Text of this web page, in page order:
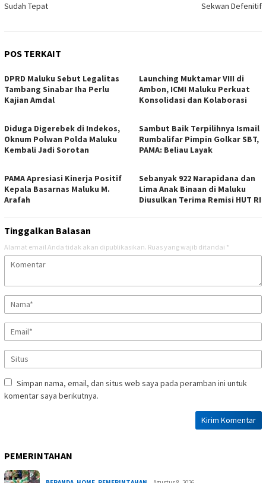
Sudah Tepat
Sekwan Defenitif
POS TERKAIT
DPRD Maluku Sebut Legalitas
Tambang Sinabar Iha Perlu
Kajian Amdal
Launching Muktamar VIII di
Ambon, ICMI Maluku Perkuat
Konsolidasi dan Kolaborasi
Diduga Digerebek di Indekos,
Oknum Polwan Polda Maluku
Kembali Jadi Sorotan
Sambut Baik Terpilihnya Ismail
Rumbalifar Pimpin Golkar SBT,
PAMA: Beliau Layak
PAMA Apresiasi Kinerja Positif
Kepala Basarnas Maluku M.
Arafah
Sebanyak 922 Narapidana dan
Lima Anak Binaan di Maluku
Diusulkan Terima Remisi HUT RI
Tinggalkan Balasan
Alamat email Anda tidak akan dipublikasikan. Ruas yang wajib ditandai *
Simpan nama, email, dan situs web saya pada peramban ini untuk
komentar saya berikutnya.
PEMERINTAHAN